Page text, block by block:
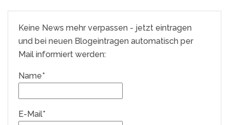
Keine News mehr verpassen - jetzt eintragen
und bei neuen Blogeintragen automatisch per
Mail informiert werden:
Name*
E-Mail*